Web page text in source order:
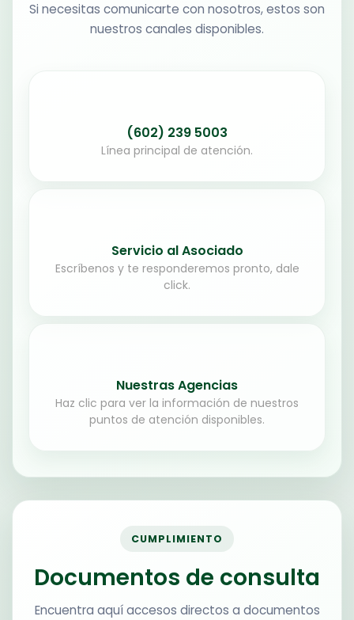
Si necesitas comunicarte con nosotros, estos son
nuestros canales disponibles.
(602) 239 5003
Línea principal de atención.
Servicio al Asociado
Escríbenos y te responderemos pronto, dale
click.
Nuestras Agencias
Haz clic para ver la información de nuestros
puntos de atención disponibles.
CUMPLIMIENTO
Documentos de consulta
Encuentra aquí accesos directos a documentos